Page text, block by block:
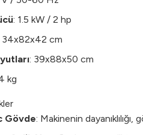
: 1.5 kW / 2 hp
34x82x42 cm
: 39x88x50 cm
kg
Gövde: Makinenin